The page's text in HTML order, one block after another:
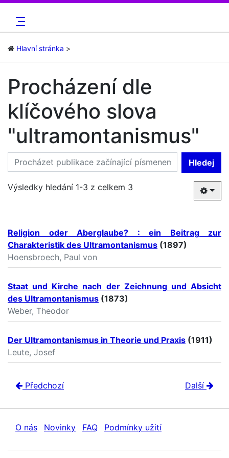
Hlavní stránka
Procházení dle
klíčového slova
"ultramontanismus"
Hledej
Výsledky hledání 1-3 z celkem 3
Religion oder Aberglaube? : ein Beitrag zur
Charakteristik des Ultramontanismus (1897)
Hoensbroech, Paul von
Staat und Kirche nach der Zeichnung und Absicht
des Ultramontanismus (1873)
Weber, Theodor
Der Ultramontanismus in Theorie und Praxis (1911)
Leute, Josef
Předchozí Další
O nás Novinky FAQ Podmínky užití